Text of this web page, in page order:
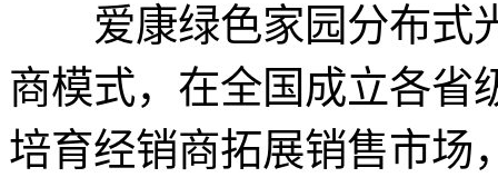
爱康绿色家园分布式
商模式，在全国成立各省
培育经销商拓展销售市场